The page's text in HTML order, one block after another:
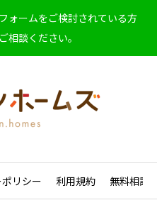
ォームをご検討されている方
相談ください。
リシー 利用規約 無料相談